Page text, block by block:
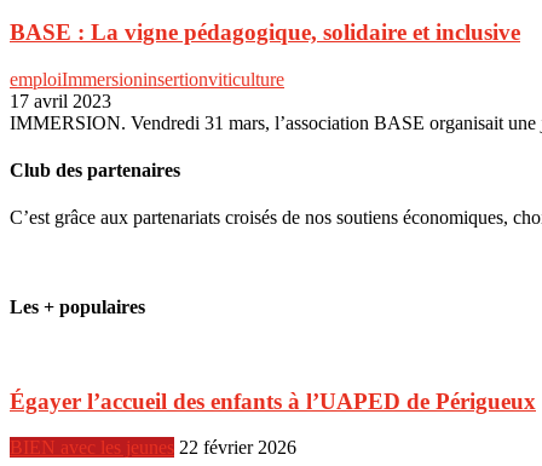
BASE : La vigne pédagogique, solidaire et inclusive
emploiImmersioninsertionviticulture
17 avril 2023
IMMERSION. Vendredi 31 mars, l’association BASE organisait
Club des partenaires
C’est grâce aux partenariats croisés de nos soutiens économiques,
Les + populaires
Égayer l’accueil des enfants à l’UAPED de Périgueux
BIEN avec les jeunes 22 février 2026